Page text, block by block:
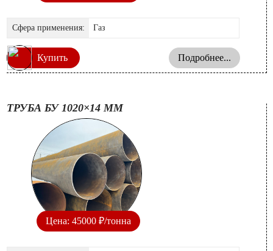
Сфера применения: Газ
Купить Подробнее...
ТРУБА БУ 1020×14 ММ
Цена: 45000 ₽/тонна